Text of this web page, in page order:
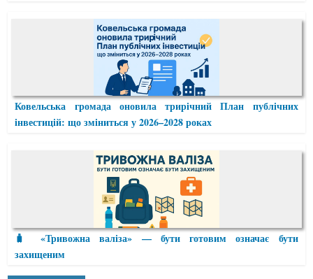
Ковельська громада оновила трирічний План публічних
інвестицій: що зміниться у 2026–2028 роках
🧳 «Тривожна валіза» — бути готовим означає бути
захищеним